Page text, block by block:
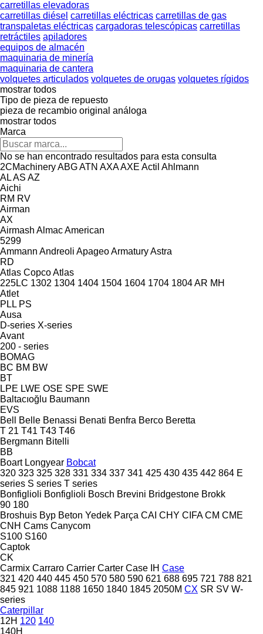
carretillas elevadoras
carretillas diésel carretillas eléctricas carretillas de gas
transpaletas eléctricas cargadoras telescópicas carretillas
retráctiles apiladores
equipos de almacén
maquinaria de minería
maquinaria de cantera
volquetes articulados volquetes de orugas volquetes rígidos
mostrar todos
Tipo de pieza de repuesto
pieza de recambio original análoga
mostrar todos
Marca
No se han encontrado resultados para esta consulta
2CMachineryABGATN AXAAXE Actil Ahlmann
ALAS AZ
Aichi
RM RV
Airman
AX
Airmash AlmacAmerican
5299
Ammann Andreoli ApageoArmaturyAstra
RD
Atlas CopcoAtlas
225LC 1302 1304 1404 1504 1604 1704 1804AR MH
Atlet
PLL PS
Ausa
D-series X-series
Avant
200 - series
BOMAG
BC BM BW
BT
LPE LWE OSE SPE SWE
Baltacıoğlu Baumann
EVS
Bell
Belle Benassi Benati Benfra Berco Beretta
T 21 T41 T43 T46
Bergmann Bitelli
BB
Boart Longyear Bobcat
320 323 325 328 331 334 337 341 425 430 435 442 864 E
series S series T series
Bonfiglioli Bonfiglioli Bosch Brevini Bridgestone Brokk
90 180
Broshuis Byp Beton Yedek Parça CAI CHY CIFA CM CME
CNH Cams Canycom
S100 S160
Captok
CK
Carmix Carraro Carrier Carter Case IH Case
321 420 440 445 450 570 580 590 621 688 695 721 788 821
845 921 1088 1188 1650 1840 1845 2050M CX SR SV W-
series
Caterpillar
12H 120 140
140H